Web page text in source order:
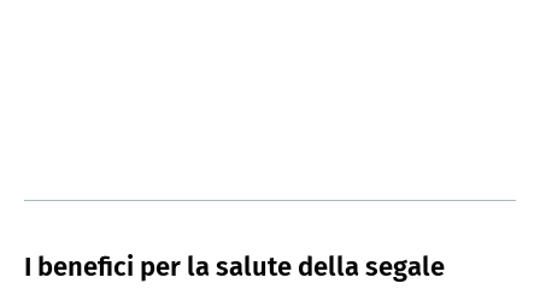
I benefici per la salute della segale